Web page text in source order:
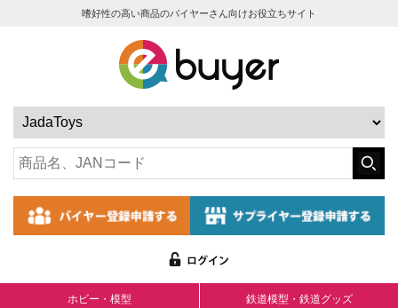
嗜好性の高い商品のバイヤーさん向けお役立ちサイト
ホビー・模型 鉄道模型・鉄道グッズ